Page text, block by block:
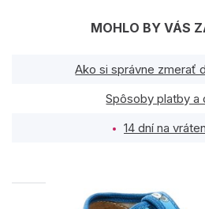
MOHLO BY VÁS
Ako si správne zmerať
Spôsoby platby a
14 dní na